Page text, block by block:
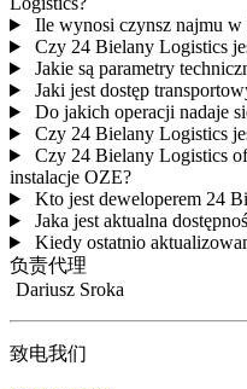
Ile wynosi czynsz najmu
Czy 24 Bielany Logistics
Jakie są parametry
Jaki jest dostęp
Do jakich operacji nadaje
Czy 24 Bielany Logistics
Czy 24 Bielany Logistics
instalacje OZE?
Kto jest deweloperem 24
Jaka jest aktualna
Kiedy ostatnio
负责代理
Dariusz Sroka
致电我们